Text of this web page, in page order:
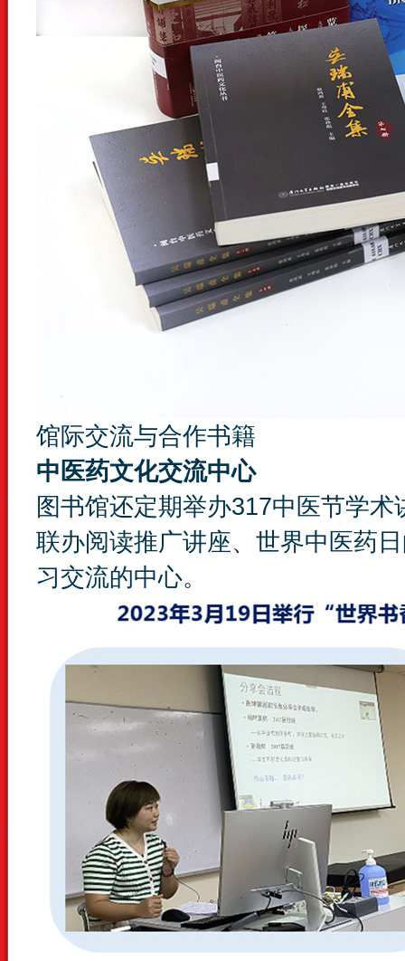
馆际交流与合作书籍
中医药文化交流中心
图书馆还定期举办317中医节学
联办阅读推广讲座、世界中医药
习交流的中心。